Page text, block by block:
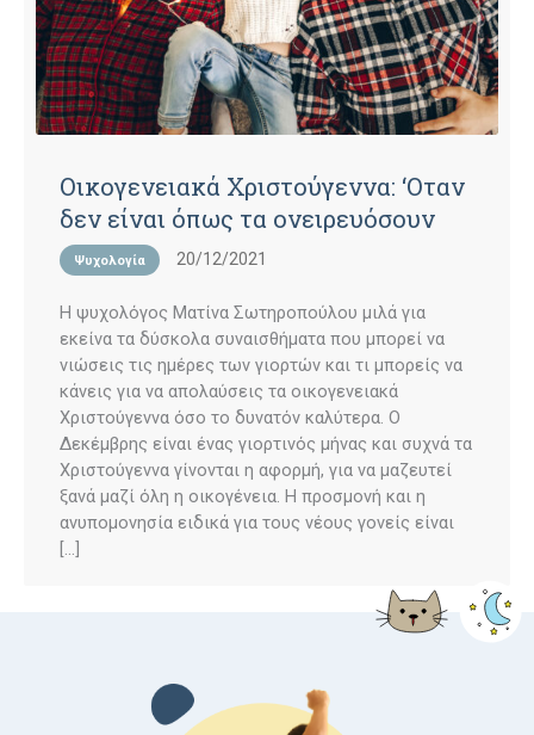
Oικογενειακά Χριστούγεννα: ‘Οταν
δεν είναι όπως τα ονειρευόσουν
20/12/2021
Ψυχολογία
Η ψυχολόγος Ματίνα Σωτηροπούλου μιλά για
εκείνα τα δύσκολα συναισθήματα που μπορεί να
νιώσεις τις ημέρες των γιορτών και τι μπορείς να
κάνεις για να απολαύσεις τα οικογενειακά
Χριστούγεννα όσο το δυνατόν καλύτερα. Ο
Δεκέμβρης είναι ένας γιορτινός μήνας και συχνά τα
Χριστούγεννα γίνονται η αφορμή, για να μαζευτεί
ξανά μαζί όλη η οικογένεια. Η προσμονή και η
ανυπομονησία ειδικά για τους νέους γονείς είναι
[…]